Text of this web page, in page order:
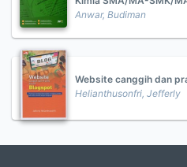
Anwar, Budiman
Website canggih dan
Helianthusonfri, Jefferly